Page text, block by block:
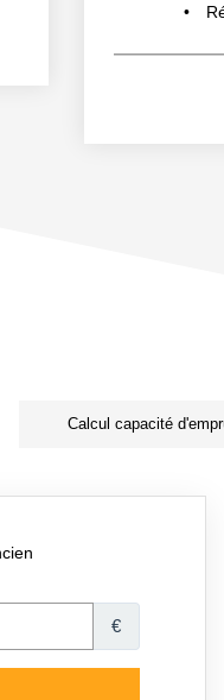
Calcul capacité